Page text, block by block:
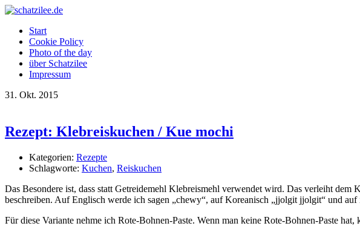
Start
Cookie Policy
Photo of the day
über Schatzilee
Impressum
31. Okt. 2015
Rezept: Klebreiskuchen / Kue mochi
Kategorien: Rezepte
Schlagworte: Kuchen, Reiskuchen
Das Besondere ist, dass statt Getreidemehl Klebreismehl verwendet wird. Das verleiht
beschreiben. Auf Englisch werde ich sagen „chewy“, auf Koreanisch „jjolgit jjolgit“ und auf
Für diese Variante nehme ich Rote-Bohnen-Paste. Wenn man keine Rote-Bohnen-Paste